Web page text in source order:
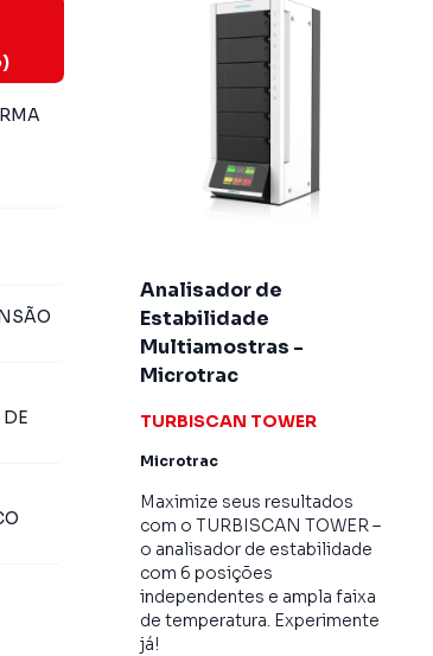
Analisador de
Estabilidade
Multiamostras -
Microtrac
TURBISCAN TOWER
Microtrac
Maximize seus resultados
com o TURBISCAN TOWER –
o analisador de estabilidade
com 6 posições
independentes e ampla faixa
de temperatura. Experimente
já!